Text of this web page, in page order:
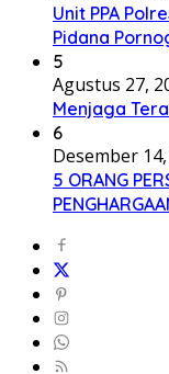
Unit PPA
Pidana
5
Agustus 27,
Menjaga
6
Desember 14,
5 ORANG